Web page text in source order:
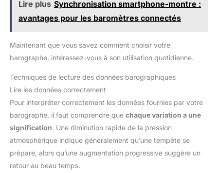
Lire plus Synchronisation smartphone-montre :
avantages pour les baromètres connectés
Maintenant que vous savez comment choisir votre
barographe, intéressez-vous à son utilisation quotidienne.
Techniques de lecture des données barographiques
Lire les données correctement
Pour interpréter correctement les données fournies par votre
barographe, il faut comprendre que chaque variation a une
signification. Une diminution rapide de la pression
atmosphérique indique généralement qu’une tempête se
prépare, alors qu’une augmentation progressive suggère un
retour au beau temps.